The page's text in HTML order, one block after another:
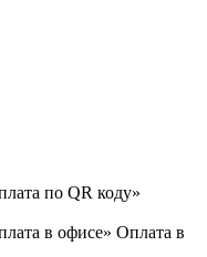
Оплата в